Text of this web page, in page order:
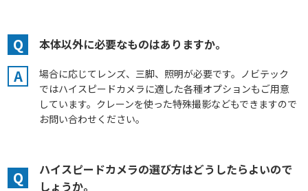
Q 本体以外に必要なものはありますか。
A
場合に応じてレンズ、三脚、照明が必要です。ノビテック
ではハイスピードカメラに適した各種オプションもご用意
しています。クレーンを使った特殊撮影などもできますので
お問い合わせください。
Q
ハイスピードカメラの選び方はどうしたらよいので
しょうか。